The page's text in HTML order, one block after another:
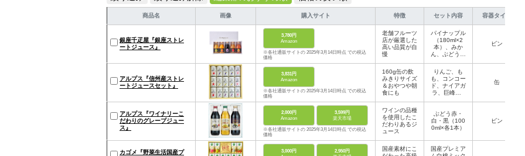
商品名 画像 購入サイト 特徴 セット内容 容器タイプ
銀座千疋屋『銀座ストレ
ートジュース』
3,780円
Amazon
※各社通販サイトの 2025年3月14日時点 での税込
価格
老舗フルーツ
店が厳選した
高い品質が自
慢
パイナップル
（180ml×2
本）、みか
ん、ぶどう、
ープフルーツ
（180ml×各1
本）
ビン
アルプス『信州産ストレ
ートジュースセット』
3,831円
Amazon
※各社通販サイトの 2025年3月14日時点 での税込
価格
160g缶の飲
みきりサイズ
＆おやつや朝
食にも
りんご、も
も、コンコー
ド、ナイアガ
ラ、巨峰（1
缶
アルプス『ワイナリーこ
だわりのグレープジュー
ス』
2,000円
Amazon
3,599円
楽天市場
※各社通販サイトの 2025年3月14日時点 での税込
価格
ワインの品種
を使用したこ
だわりあるジ
ュース
ぶどう赤・
白・黒（100
0ml×各1本）
ビン
カゴメ『野菜生活国産プ
3,000円
2,950円
国産素材にこ
国産プレミア